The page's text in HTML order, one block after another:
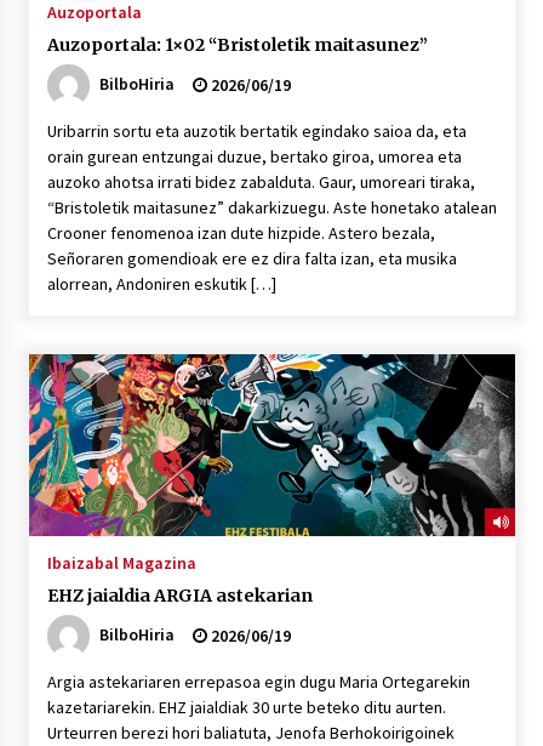
Auzoportala
Auzoportala: 1×02 “Bristoletik maitasunez”
BilboHiria
2026/06/19
Uribarrin sortu eta auzotik bertatik egindako saioa da, eta
orain gurean entzungai duzue, bertako giroa, umorea eta
auzoko ahotsa irrati bidez zabalduta. Gaur, umoreari tiraka,
“Bristoletik maitasunez” dakarkizuegu. Aste honetako atalean
Crooner fenomenoa izan dute hizpide. Astero bezala,
Señoraren gomendioak ere ez dira falta izan, eta musika
alorrean, Andoniren eskutik […]
Ibaizabal Magazina
EHZ jaialdia ARGIA astekarian
BilboHiria
2026/06/19
Argia astekariaren errepasoa egin dugu Maria Ortegarekin
kazetariarekin. EHZ jaialdiak 30 urte beteko ditu aurten.
Urteurren berezi hori baliatuta, Jenofa Berhokoirigoinek